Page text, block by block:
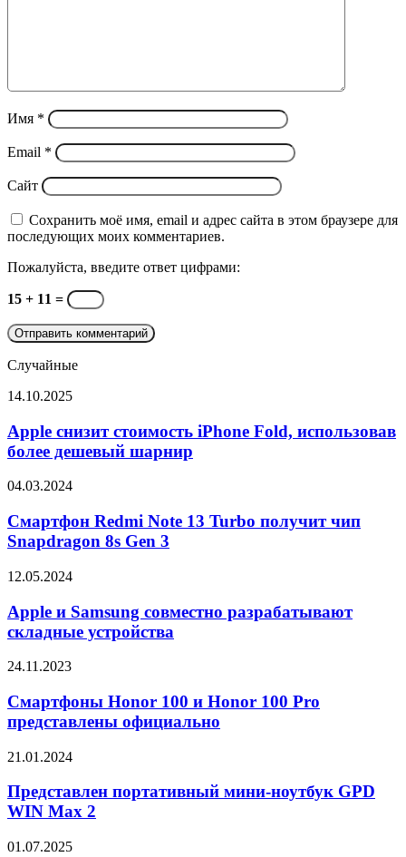
Имя *
Email *
Сайт
Сохранить моё имя, email и адрес сайта в этом браузере для
последующих моих комментариев.
Пожалуйста, введите ответ цифрами:
15 + 11 =
Случайные
Apple
стоимость
iPhone
Fold,
более
шарнир
14.10.2025
Apple снизит стоимость iPhone Fold, использовав
более дешевый шарнир
Смартфон
Note
13
Turbo
чип
8s
Gen
04.03.2024
Смартфон Redmi Note 13 Turbo получит чип
Snapdragon 8s Gen 3
Apple
Samsung
совместно
разрабатывают
устройства
12.05.2024
Apple и Samsung совместно разрабатывают
складные устройства
Смартфоны
100
и
Honor
Pro
официально
24.11.2023
Смартфоны Honor 100 и Honor 100 Pro
представлены официально
Представлен
мини-
ноутбук
GPD
Max
21.01.2024
Представлен портативный мини-ноутбук GPD
WIN Max 2
Apple
01.07.2025